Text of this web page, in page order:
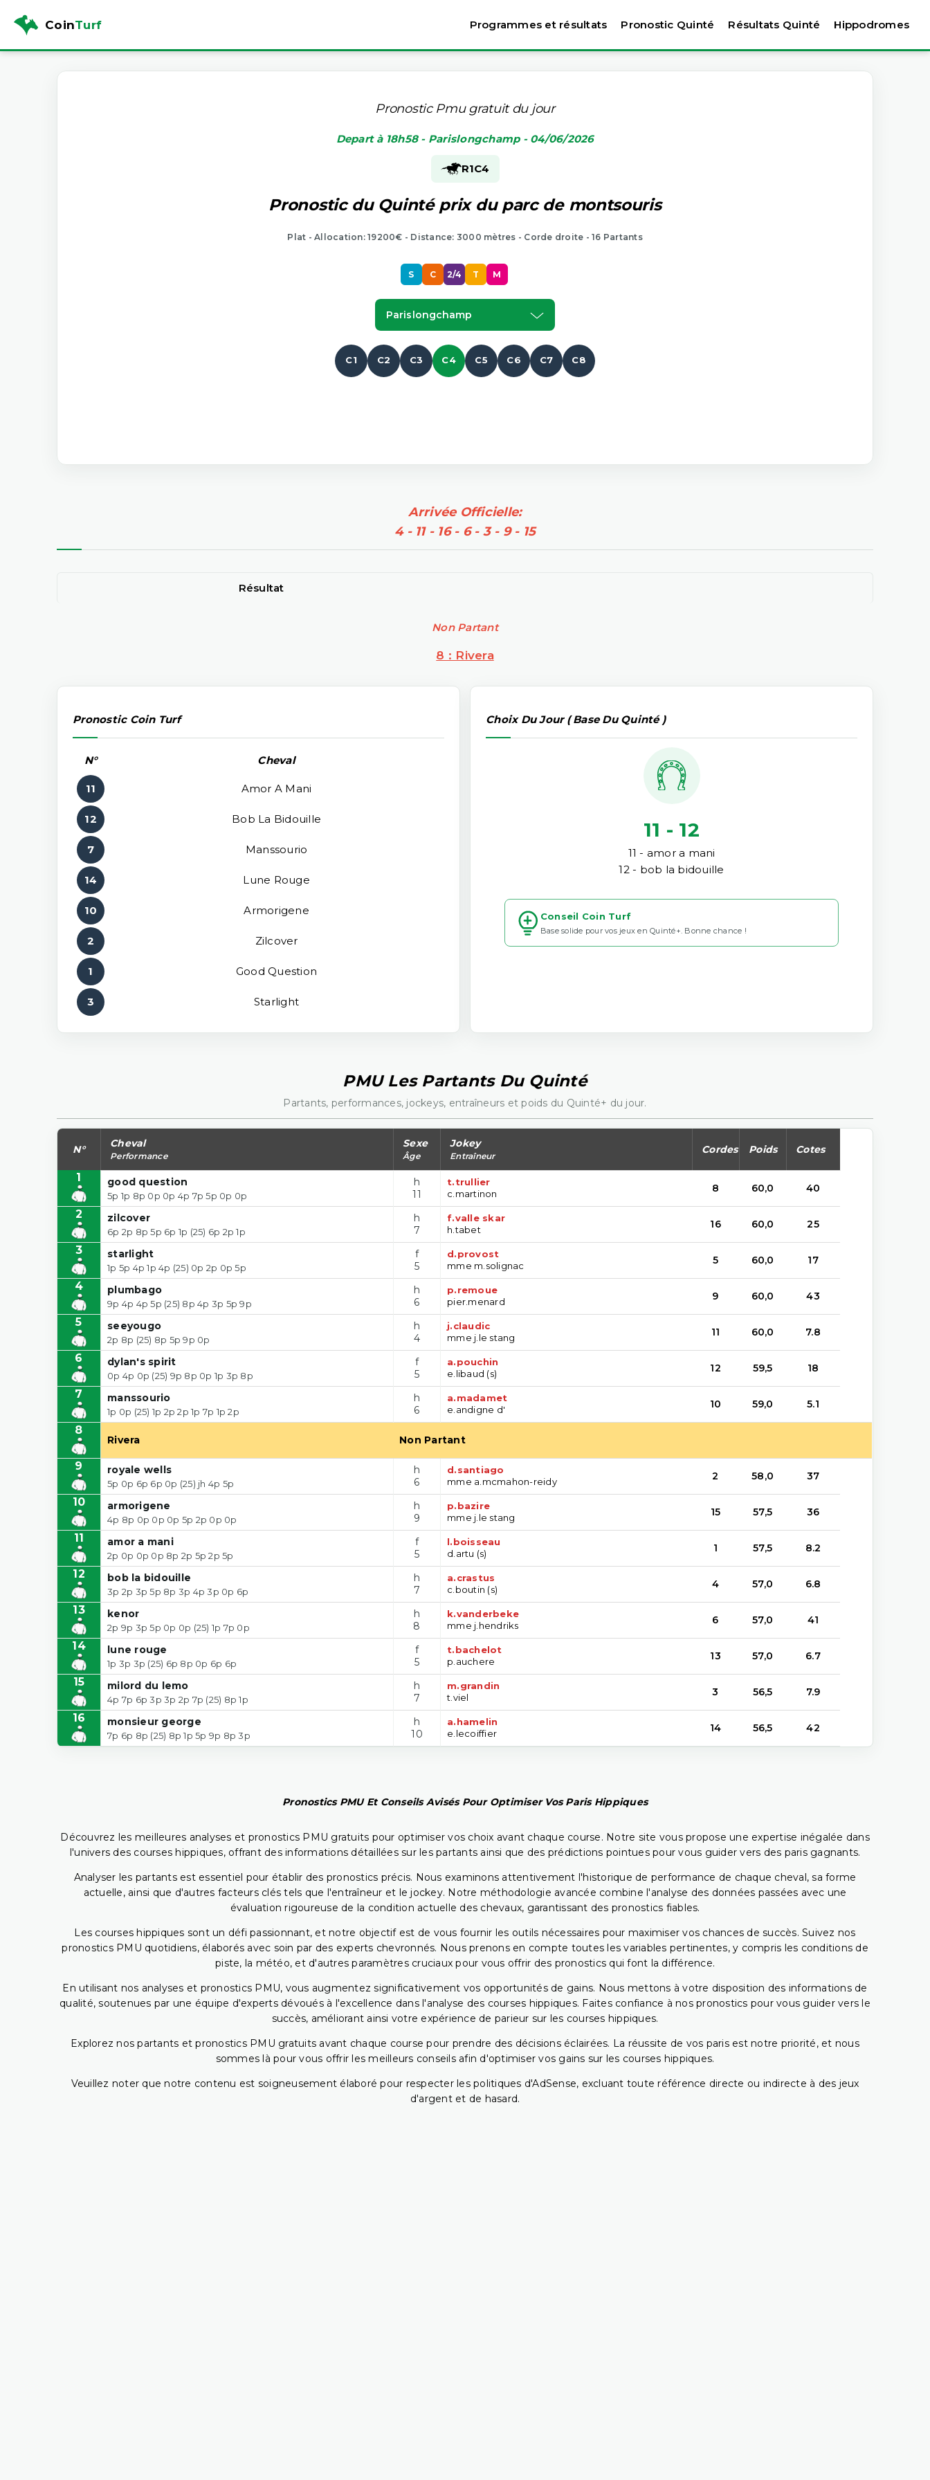
CoinTurf Programmes et résultats Pronostic Quinté Résultats Quinté Hippodromes
Pronostic Pmu gratuit du jour
Depart à 18h58 - Parislongchamp - 04/06/2026
R1C4
Pronostic du Quinté prix du parc de montsouris
Plat - Allocation: 19200€ - Distance: 3000 mètres - Corde droite - 16 Partants
S C 2/4 T M
Parislongchamp
C1 C2 C3 C4 C5 C6 C7 C8
Arrivée Officielle:
4 - 11 - 16 - 6 - 3 - 9 - 15
Résultat
Non Partant
8 : Rivera
Pronostic Coin Turf
N° Cheval
11 Amor A Mani
12 Bob La Bidouille
7 Manssourio
14 Lune Rouge
10 Armorigene
2 Zilcover
1 Good Question
3 Starlight
Choix Du Jour ( Base Du Quinté )
11 - 12
11 - amor a mani
12 - bob la bidouille
Conseil Coin Turf
Base solide pour vos jeux en Quinté+. Bonne chance !
PMU Les Partants Du Quinté
Partants, performances, jockeys, entraîneurs et poids du Quinté+ du jour.
N° Cheval
Performance
Sexe
Âge
Jokey
Entraîneur
Cordes Poids Cotes
1 good question
5p 1p 8p 0p 0p 4p 7p 5p 0p 0p
h
11
t.trullier
c.martinon
8 60,0 40
2 zilcover
6p 2p 8p 5p 6p 1p (25) 6p 2p 1p
h
7
f.valle skar
h.tabet
16 60,0 25
3 starlight
1p 5p 4p 1p 4p (25) 0p 2p 0p 5p
f
5
d.provost
mme m.solignac
5 60,0 17
4 plumbago
9p 4p 4p 5p (25) 8p 4p 3p 5p 9p
h
6
p.remoue
pier.menard
9 60,0 43
5 seeyougo
2p 8p (25) 8p 5p 9p 0p
h
4
j.claudic
mme j.le stang
11 60,0 7.8
6 dylan's spirit
0p 4p 0p (25) 9p 8p 0p 1p 3p 8p
f
5
a.pouchin
e.libaud (s)
12 59,5 18
7 manssourio
1p 0p (25) 1p 2p 2p 1p 7p 1p 2p
h
6
a.madamet
e.andigne d'
10 59,0 5.1
8
Rivera Non Partant
9 royale wells
5p 0p 6p 6p 0p (25) jh 4p 5p
h
6
d.santiago
mme a.mcmahon-reidy
2 58,0 37
10 armorigene
4p 8p 0p 0p 0p 5p 2p 0p 0p
h
9
p.bazire
mme j.le stang
15 57,5 36
11 amor a mani
2p 0p 0p 0p 8p 2p 5p 2p 5p
f
5
l.boisseau
d.artu (s)
1 57,5 8.2
12 bob la bidouille
3p 2p 3p 5p 8p 3p 4p 3p 0p 6p
h
7
a.crastus
c.boutin (s)
4 57,0 6.8
13 kenor
2p 9p 3p 5p 0p 0p (25) 1p 7p 0p
h
8
k.vanderbeke
mme j.hendriks
6 57,0 41
14 lune rouge
1p 3p 3p (25) 6p 8p 0p 6p 6p
f
5
t.bachelot
p.auchere
13 57,0 6.7
15 milord du lemo
4p 7p 6p 3p 3p 2p 7p (25) 8p 1p
h
7
m.grandin
t.viel
3 56,5 7.9
16 monsieur george
7p 6p 8p (25) 8p 1p 5p 9p 8p 3p
h
10
a.hamelin
e.lecoiffier
14 56,5 42
Pronostics PMU Et Conseils Avisés Pour Optimiser Vos Paris Hippiques
Découvrez les meilleures analyses et pronostics PMU gratuits pour optimiser vos choix avant chaque course. Notre site vous propose une expertise inégalée dans
l'univers des courses hippiques, offrant des informations détaillées sur les partants ainsi que des prédictions pointues pour vous guider vers des paris gagnants.
Analyser les partants est essentiel pour établir des pronostics précis. Nous examinons attentivement l'historique de performance de chaque cheval, sa forme
actuelle, ainsi que d'autres facteurs clés tels que l'entraîneur et le jockey. Notre méthodologie avancée combine l'analyse des données passées avec une
évaluation rigoureuse de la condition actuelle des chevaux, garantissant des pronostics fiables.
Les courses hippiques sont un défi passionnant, et notre objectif est de vous fournir les outils nécessaires pour maximiser vos chances de succès. Suivez nos
pronostics PMU quotidiens, élaborés avec soin par des experts chevronnés. Nous prenons en compte toutes les variables pertinentes, y compris les conditions de
piste, la météo, et d'autres paramètres cruciaux pour vous offrir des pronostics qui font la différence.
En utilisant nos analyses et pronostics PMU, vous augmentez significativement vos opportunités de gains. Nous mettons à votre disposition des informations de
qualité, soutenues par une équipe d'experts dévoués à l'excellence dans l'analyse des courses hippiques. Faites confiance à nos pronostics pour vous guider vers le
succès, améliorant ainsi votre expérience de parieur sur les courses hippiques.
Explorez nos partants et pronostics PMU gratuits avant chaque course pour prendre des décisions éclairées. La réussite de vos paris est notre priorité, et nous
sommes là pour vous offrir les meilleurs conseils afin d'optimiser vos gains sur les courses hippiques.
Veuillez noter que notre contenu est soigneusement élaboré pour respecter les politiques d'AdSense, excluant toute référence directe ou indirecte à des jeux
d'argent et de hasard.